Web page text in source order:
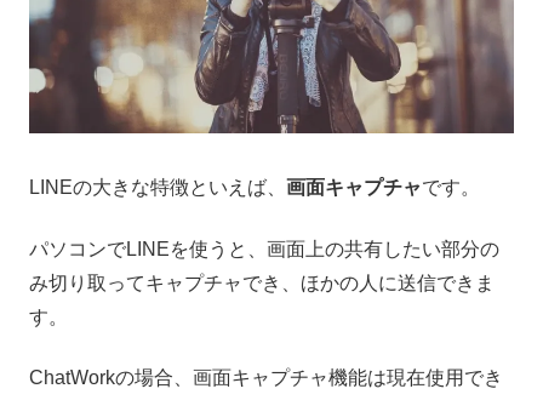
LINEの大きな特徴といえば、 画面キャプチャです。
パソコンでLINEを使うと、画面上の共有したい部分の
み切り取ってキャプチャでき、ほかの人に送信できま
す。
ChatWorkの場合、画面キャプチャ機能は現在使用でき